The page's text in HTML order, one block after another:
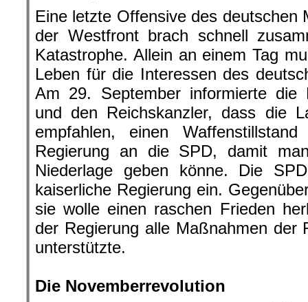
Eine letzte Offensive des deutschen
der Westfront brach schnell
Katastrophe. Allein an einem Tag
Leben für die Interessen des
Am 29. September informierte die
und den Reichskanzler, dass die
empfahlen, einen
Regierung an die SPD, damit
Niederlage geben könne. Die
kaiserliche Regierung ein.
sie wolle einen raschen Frieden
der Regierung alle Maßnahmen der
unterstützte.
Die Novemberrevolution